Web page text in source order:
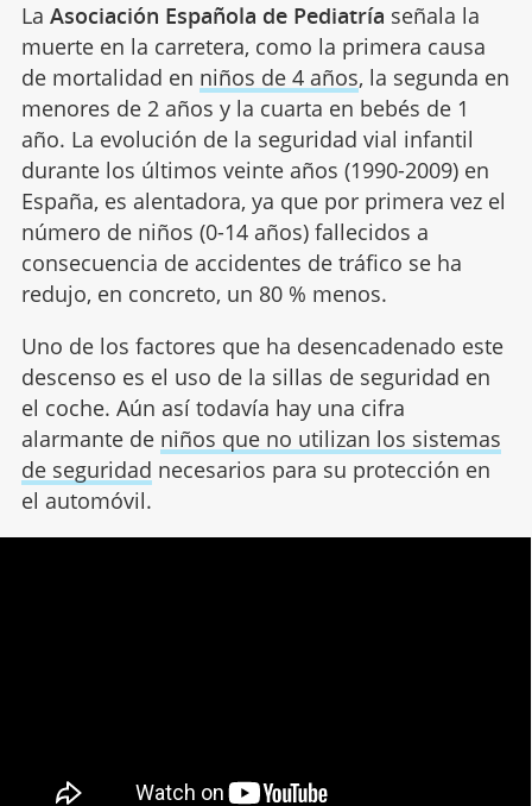
La Asociación Española de Pediatría señala la
muerte en la carretera, como la primera causa
de mortalidad en niños de 4 años, la segunda en
menores de 2 años y la cuarta en bebés de 1
año. La evolución de la seguridad vial infantil
durante los últimos veinte años (1990-2009) en
España, es alentadora, ya que por primera vez el
número de niños (0-14 años) fallecidos a
consecuencia de accidentes de tráfico se ha
redujo, en concreto, un 80 % menos.
Uno de los factores que ha desencadenado este
descenso es el uso de la sillas de seguridad en
el coche. Aún así todavía hay una cifra
alarmante de niños que no utilizan los sistemas
de seguridad necesarios para su protección en
el automóvil.